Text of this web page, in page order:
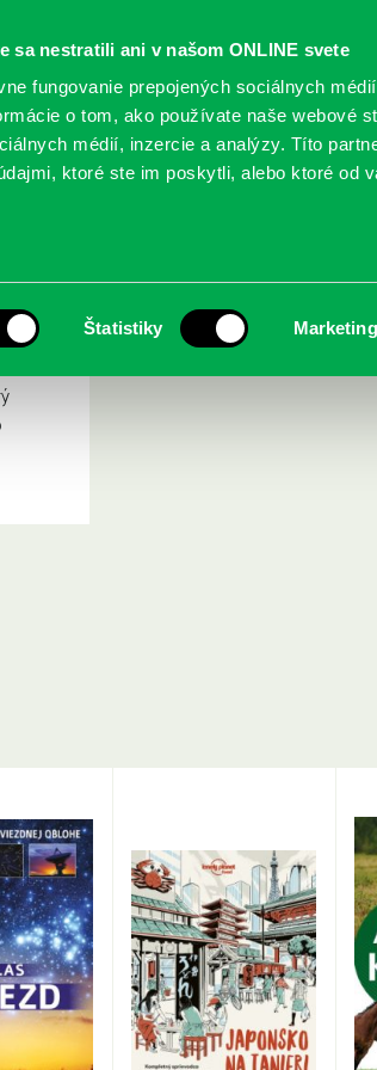
sa nestratili ani v našom ONLINE svete
fungovanie prepojených sociálnych
o tom, ako používate naše webové
médií, inzercie a analýzy. Títo
ktoré ste im poskytli, alebo ktoré od
Štatistiky Marketing
PODUJATIA POBOČKY O
oči